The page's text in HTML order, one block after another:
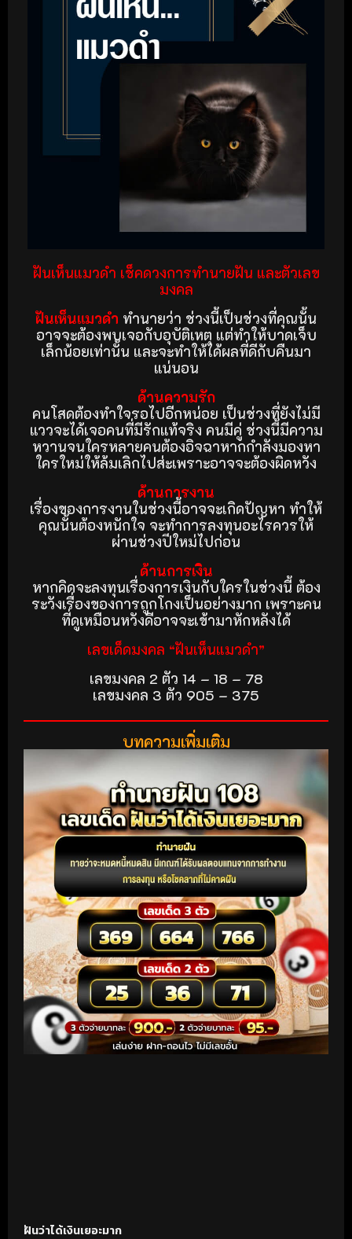
ฝันเห็นแมวดำ เช็คดวงการทำนายฝัน และตัวเลข
มงคล
ฝันเห็นแมวดำ ทำนายว่า ช่วงนี้เป็นช่วงที่คุณนั้น
อาจจะต้องพบเจอกับอุบัติเหตุ แต่ทำให้บาดเจ็บ
เล็กน้อยเท่านั้น และจะทำให้ได้ผลที่ดีกับคืนมา
แน่นอน
ด้านความรัก
คนโสดต้องทำใจรอไปอีกหน่อย เป็นช่วงที่ยังไม่มี
แววจะได้เจอคนที่มีรักแท้จริง คนมีคู่ ช่วงนี้มีความ
หวานจนใครหลายคนต้องอิจฉาหากกำลังมองหา
ใครใหม่ให้ล้มเลิกไปส่ะเพราะอาจจะต้องผิดหวัง
ด้านการงาน
เรื่องของการงานในช่วงนี้อาจจะเกิดปัญหา ทำให้
คุณนั้นต้องหนักใจ จะทำการลงทุนอะไรควรให้
ผ่านช่วงปีใหม่ไปก่อน
ด้านการเงิน
หากคิดจะลงทุนเรื่องการเงินกับใครในช่วงนี้ ต้อง
ระวังเรื่องของการถูกโกงเป็นอย่างมาก เพราะคน
ที่ดูเหมือนหวังดีอาจจะเข้ามาหักหลังได้
เลขเด็ดมงคล “ฝันเห็นแมวดำ”
เลขมงคล 2 ตัว 14 – 18 – 78
เลขมงคล 3 ตัว 905 – 375
บทความเพิ่มเติม
ฝันว่าได้เงินเยอะมาก